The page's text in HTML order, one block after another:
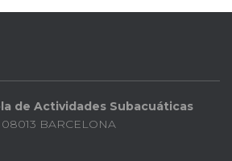
de Actividades Subacuáticas
08013 BARCELONA